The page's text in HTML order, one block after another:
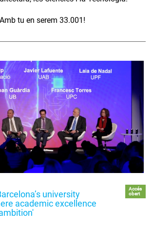
tu en serem 33.001!
university
academic excellence
Accés
obert